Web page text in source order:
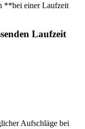
**bei einer Laufzeit
Laufzeit
Aufschläge bei